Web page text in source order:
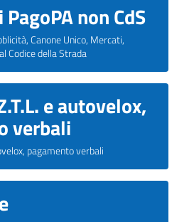
non CdS
Canone Unico, Mercati,
Codice della Strada
e autovelox,
verbali
pagamento verbali